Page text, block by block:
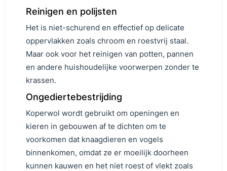
Reinigen en polijsten
Het is niet-schurend en effectief op delicate
oppervlakken zoals chroom en roestvrij staal.
Maar ook voor het reinigen van potten, pannen
en andere huishoudelijke voorwerpen zonder te
krassen.
Ongediertebestrijding
Koperwol wordt gebruikt om openingen en
kieren in gebouwen af te dichten om te
voorkomen dat knaagdieren en vogels
binnenkomen, omdat ze er moeilijk doorheen
kunnen kauwen en het niet roest of vlekt zoals